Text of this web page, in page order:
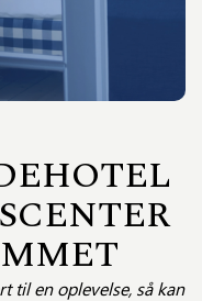
til en oplevelse, så kan